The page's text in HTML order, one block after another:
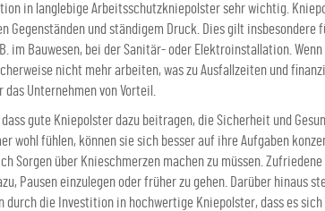
in langlebige Arbeitsschutzkniepolster sehr wichtig.
Gegenständen und ständigem Druck. Dies gilt
im Bauwesen, bei der Sanitär- oder Elektroinstallation.
nicht mehr arbeiten, was zu Ausfallzeiten und
Unternehmen von Vorteil.
dass gute Kniepolster dazu beitragen, die Sicherheit und
wohl fühlen, können sie sich besser auf ihre Aufgaben
Sorgen über Knieschmerzen machen zu müssen.
Pausen einzulegen oder früher zu gehen. Darüber hinaus
durch die Investition in hochwertige Kniepolster, dass es